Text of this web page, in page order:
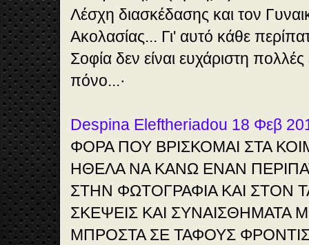
Λέσχη διασκέδασης και τον
Ακολασίας... Γι' αυτό κάθε
Σοφία δεν είναι ευχάριστη
πόνο...·
Despina Eleftheriadou 18 Φεβ
ΦΟΡΑ ΠΟΥ ΒΡΙΣΚΟΜΑΙ ΣΤΑ
ΗΘΕΛΑ ΝΑ ΚΑΝΩ ΕΝΑΝ
ΣΤΗΝ ΦΩΤΟΓΡΑΦΙΑ ΚΑΙ ΣΤΟΝ
ΣΚΕΨΕΙΣ ΚΑΙ ΣΥΝΑΙΣΘΗΜΑΤΑ
ΜΠΡΟΣΤΑ ΣΕ ΤΑΦΟΥΣ